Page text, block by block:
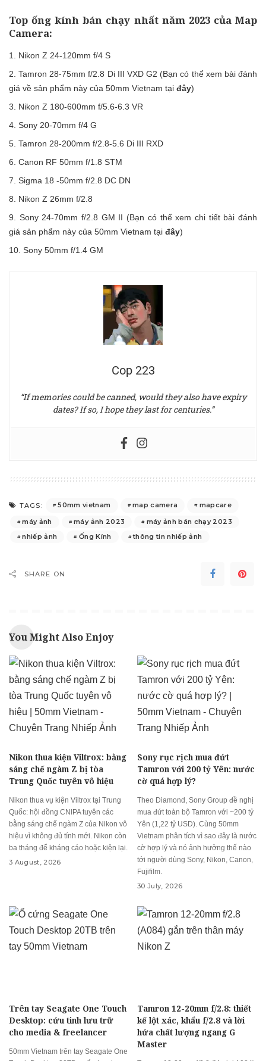
Top ống kính bán chạy nhất năm 2023 của Map
Camera:
Nikon Z 24-120mm f/4 S
Tamron 28-75mm f/2.8 Di III VXD G2 (Bạn có thể xem bài đánh
giá về sản phẩm này của 50mm Vietnam tại đây)
Nikon Z 180-600mm f/5.6-6.3 VR
Sony 20-70mm f/4 G
Tamron 28-200mm f/2.8-5.6 Di III RXD
Canon RF 50mm f/1.8 STM
Sigma 18 -50mm f/2.8 DC DN
Nikon Z 26mm f/2.8
Sony 24-70mm f/2.8 GM II (Bạn có thể xem chi tiết bài đánh
giá sản phẩm này của 50mm Vietnam tại đây)
Sony 50mm f/1.4 GM
Cop 223
“If memories could be canned, would they also have expiry
dates? If so, I hope they last for centuries.”
TAGS: 50mm vietnam map camera
mapcare
máy ảnh
máy ảnh 2023
máy ảnh bán chạy 2023
nhiếp ảnh
Ống Kính thông tin nhiếp ảnh
SHARE ON
You Might Also Enjoy
Nikon thua kiện Viltrox: bằng
sáng chế ngàm Z bị tòa
Trung Quốc tuyên vô hiệu
Nikon thua vụ kiện Viltrox tại Trung
Quốc: hội đồng CNIPA tuyên các
bằng sáng chế ngàm Z của Nikon vô
hiệu vì không đủ tính mới. Nikon còn
ba tháng để kháng cáo hoặc kiện lại.
3 August, 2026
Sony rục rịch mua đứt
Tamron với 200 tỷ Yên: nước
cờ quá hợp lý?
Theo Diamond, Sony Group đề nghị
mua đứt toàn bộ Tamron với ~200 tỷ
Yên (1,22 tỷ USD). Cùng 50mm
Vietnam phân tích vì sao đây là nước
cờ hợp lý và nó ảnh hưởng thế nào
tới người dùng Sony, Nikon, Canon,
Fujifilm.
30 July, 2026
Trên tay Seagate One Touch
Desktop: cứu tinh lưu trữ
cho media & freelancer
50mm Vietnam trên tay Seagate One
Tamron 12-20mm f/2.8: thiết
kế lột xác, khẩu f/2.8 và lời
hứa chất lượng ngang G
Master